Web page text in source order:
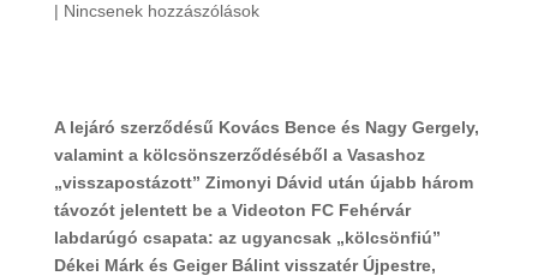
| Nincsenek hozzászólások
A lejáró szerződésű Kovács Bence és Nagy Gergely,
valamint a kölcsönszerződéséből a Vasashoz
„visszapostázott” Zimonyi Dávid után újabb három
távozót jelentett be a Videoton FC Fehérvár
labdarúgó csapata: az ugyancsak „kölcsönfiú”
Dékei Márk és Geiger Bálint visszatér Újpestre,